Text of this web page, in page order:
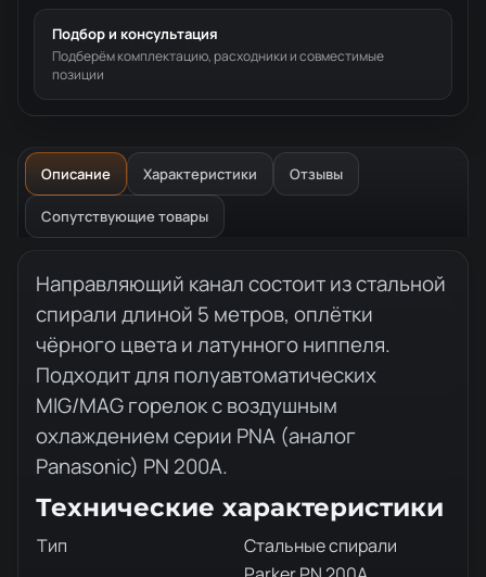
Подбор и консультация
Подберём комплектацию, расходники и совместимые
позиции
Описание Характеристики Отзывы
Сопутствующие товары
Описание товара
Направляющий канал состоит из стальной
спирали длиной 5 метров, оплётки
чёрного цвета и латунного ниппеля.
Подходит для полуавтоматических
MIG/MAG горелок с воздушным
охлаждением серии PNA (аналог
Panasonic) PN 200A.
Технические характеристики
Тип
Стальные спирали